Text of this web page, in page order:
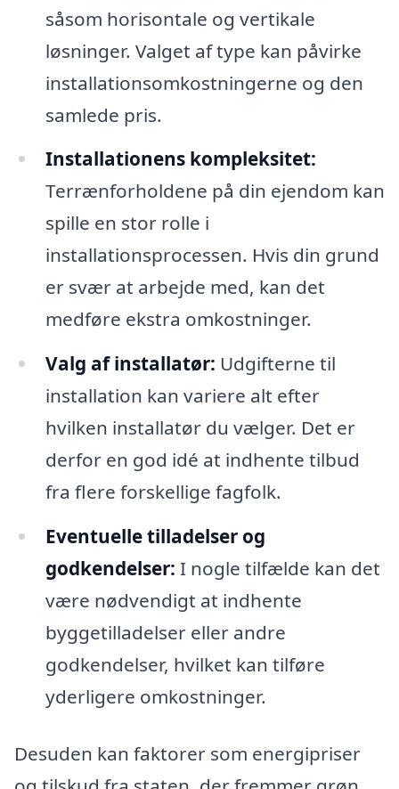
såsom horisontale og vertikale
løsninger. Valget af type kan påvirke
installationsomkostningerne og den
samlede pris.
Installationens kompleksitet:
Terrænforholdene på din ejendom kan
spille en stor rolle i
installationsprocessen. Hvis din grund
er svær at arbejde med, kan det
medføre ekstra omkostninger.
Valg af installatør: Udgifterne til
installation kan variere alt efter
hvilken installatør du vælger. Det er
derfor en god idé at indhente tilbud
fra flere forskellige fagfolk.
Eventuelle tilladelser og
godkendelser: I nogle tilfælde kan det
være nødvendigt at indhente
byggetilladelser eller andre
godkendelser, hvilket kan tilføre
yderligere omkostninger.
Desuden kan faktorer som energipriser